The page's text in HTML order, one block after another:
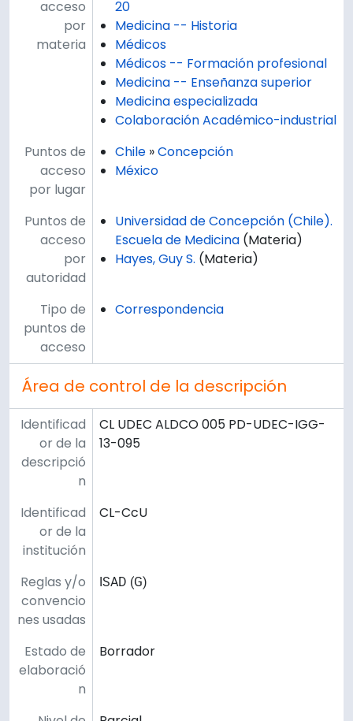
acceso
por
materia
20
Medicina -- Historia
Médicos
Médicos -- Formación profesional
Medicina -- Enseñanza superior
Medicina especializada
Colaboración Académico-industrial
Puntos de
acceso
por lugar
Chile »Concepción
México
Puntos de
acceso
por
autoridad
Universidad de Concepción (Chile).
Escuela de Medicina (Materia)
Hayes, Guy S. (Materia)
Tipo de
puntos de
acceso
Correspondencia
Área de control de la descripción
Identificad
or de la
descripció
n
CL UDEC ALDCO 005 PD-UDEC-IGG-
13-095
Identificad
or de la
institución
CL-CcU
Reglas y/o
convencio
nes usadas
ISAD (G)
Estado de
elaboració
n
Borrador